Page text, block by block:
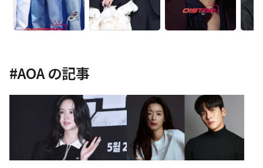
#AOA の記事